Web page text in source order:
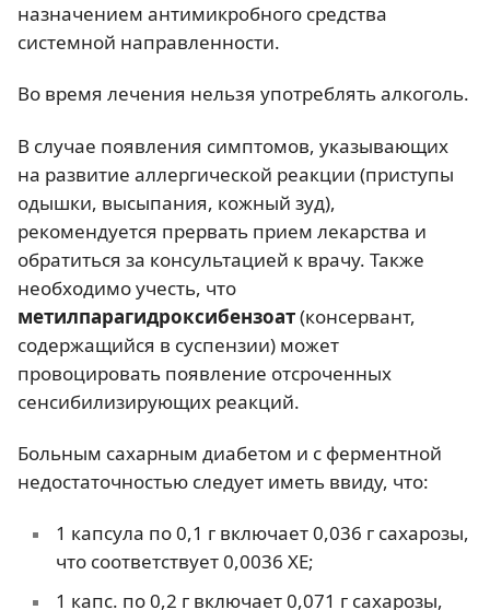
назначением антимикробного средства
системной направленности.
Во время лечения нельзя употреблять алкоголь.
В случае появления симптомов, указывающих
на развитие аллергической реакции (приступы
одышки, высыпания, кожный зуд),
рекомендуется прервать прием лекарства и
обратиться за консультацией к врачу. Также
необходимо учесть, что
метилпарагидроксибензоат(консервант,
содержащийся в суспензии) может
провоцировать появление отсроченных
сенсибилизирующих реакций.
Больным сахарным диабетом и с ферментной
недостаточностью следует иметь ввиду, что:
1 капсула по 0,1 г включает 0,036 г сахарозы,
что соответствует 0,0036 ХЕ;
1 капс. по 0,2 г включает 0,071 г сахарозы,